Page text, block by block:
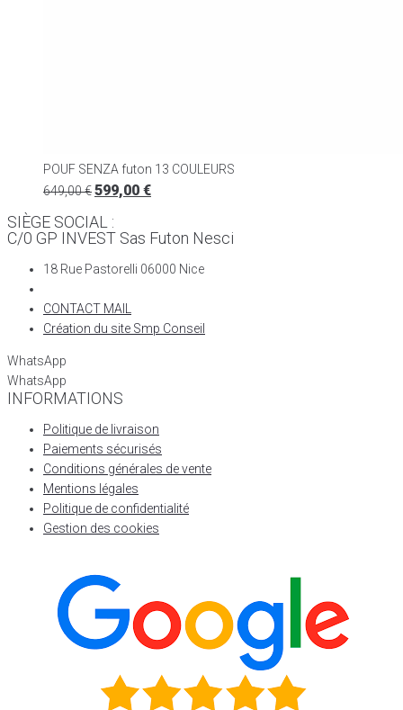
POUF SENZA futon 13 COULEURS
649,00€599,00 €
SIÈGE SOCIAL :
C/0 GP INVEST Sas Futon Nesci
18 Rue Pastorelli 06000 Nice
CONTACT MAIL
Création du site Smp Conseil
WhatsApp
WhatsApp
INFORMATIONS
Politique de livraison
Paiements sécurisés
Conditions générales de vente
Mentions légales
Politique de confidentialité
Gestion des cookies